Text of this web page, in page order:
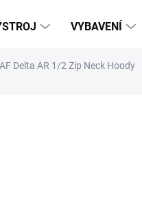
VYBAVENÍ
Delta AR 1/2 Zip Neck Hoody